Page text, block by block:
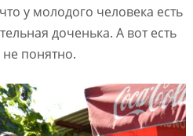
у молодого человека есть
доченька. А вот есть
понятно.